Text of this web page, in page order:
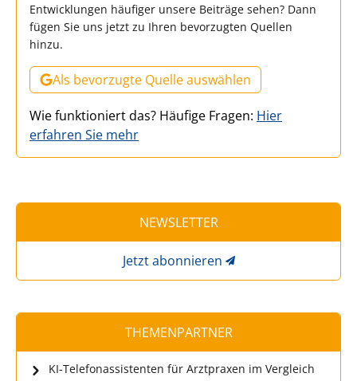
Entwicklungen häufiger unsere Beiträge sehen? Dann
fügen Sie uns jetzt zu Ihren bevorzugten Quellen
hinzu.
Als bevorzugte Quelle auswählen
Wie funktioniert das? Häufige Fragen: Hier
erfahren Sie mehr
NEWSLETTER
Jetzt abonnieren
THEMENPARTNER
KI-Telefonassistenten für Arztpraxen im Vergleich